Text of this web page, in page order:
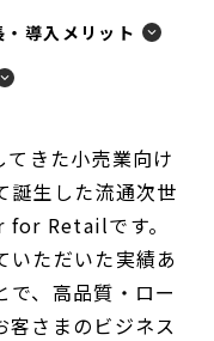
ド
開
く
・導入メリット
きた小売業向け
誕生した流通次世
Retailです。
いただいた実績あ
で、高品質・ロー
客さまのビジネス